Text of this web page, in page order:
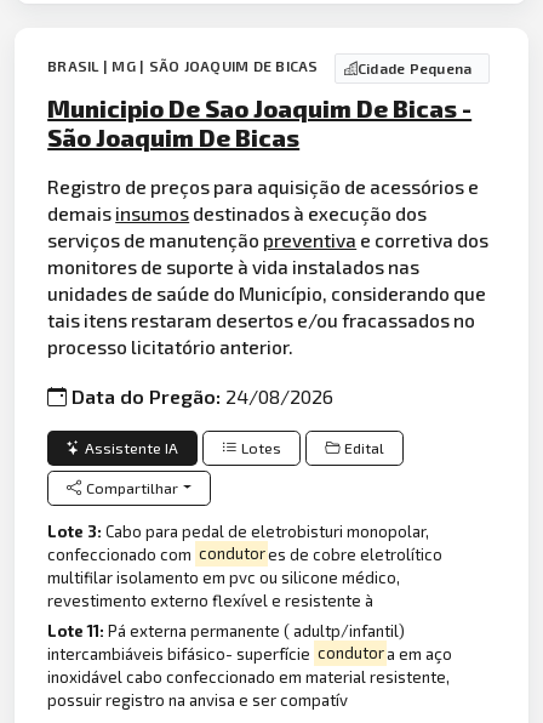
BRASIL | MG | SÃO JOAQUIM DE BICAS Cidade Pequena
Municipio De Sao Joaquim De Bicas -
São Joaquim De Bicas
Registro de preços para aquisição de acessórios e
demais insumos destinados à execução dos
serviços de manutenção preventiva e corretiva dos
monitores de suporte à vida instalados nas
unidades de saúde do Município, considerando que
tais itens restaram desertos e/ou fracassados no
processo licitatório anterior.
Data do Pregão: 24/08/2026
Assistente IA Lotes Edital
Compartilhar
Lote 3:Cabo para pedal de eletrobisturi monopolar,
confeccionado com condutores de cobre eletrolítico
multifilar isolamento em pvc ou silicone médico,
revestimento externo flexível e resistente à
Lote 11:Pá externa permanente ( adultp/infantil)
intercambiáveis bifásico- superfície condutora em aço
inoxidável cabo confeccionado em material resistente,
possuir registro na anvisa e ser compatív